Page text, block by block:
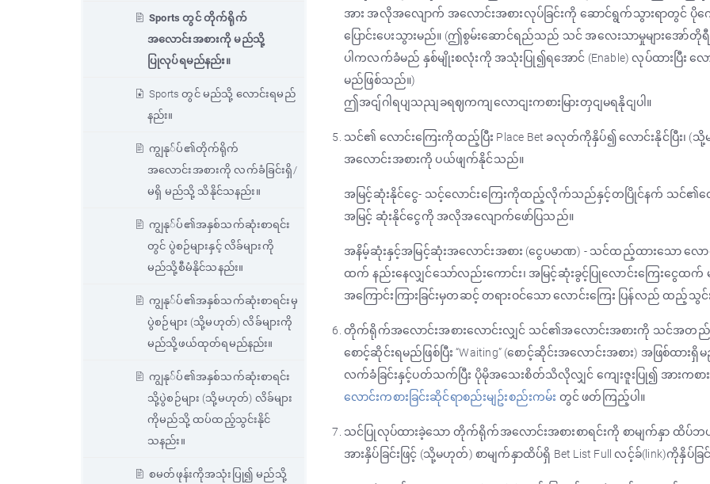
Sports တွင် တိုက်ရိုက်
အလောင်းအစားကို မည်သို့
ပြုလုပ်ရမည်နည်း။
Sports တွင် မည်သို့ လောင်းရမည်
နည်း။
ကျွနု်ပ်၏တိုက်ရိုက်
အလောင်းအစားကို လက်ခံခြင်းရှိ/
မရှိ မည်သို့ သိနိုင်သနည်း။
ကျွနု်ပ်၏အနှစ်သက်ဆုံးစာရင်း
တွင် ပွဲစဉ်များနှင့် လိခ်များကို
မည်သို့စီမံနိုင်သနည်း။
ကျွနု်ပ်၏အနှစ်သက်ဆုံးစာရင်းမှ
ပွဲစဉ်များ (သို့မဟုတ်) လိခ်များကို
မည်သို့ဖယ်ထုတ်ရမည်နည်း။
ကျွနု်ပ်၏အနှစ်သက်ဆုံးစာရင်း
သို့ပွဲစဉ်များ (သို့မဟုတ်) လိခ်များ
ကိုမည်သို့ ထပ်ထည့်သွင်းနိုင်
သနည်း။
စမတ်ဖုန်းကိုအသုံးပြု၍ မည်သို့
အား အလိုအလျောက် အလောင်းအစားလုပ်ခြင်းကို ဆောင်ရွက်သွားရာတွင် ပို
ပြောင်းပေးသွားမည်။ (ဤစွမ်းဆောင်ရည်သည် သင် အလေးသာမှုများအော်
ပါကလက်ခံမည် နှစ်မျိုးစလုံးကို အသုံးပြု၍ရအောင် (Enable) လုပ်ထားပြီး
မည်ဖြစ်သည်။)
ဤအငျ်ဂါရပျသညျခရဈကကျလောငျးကစားမြားတှငျမရနိုငျပါ။
သင်၏ လောင်းကြေးကိုထည့်ပြီး Place Bet ခလုတ်ကိုနှိပ်၍ လောင်းနိုင်ပြီ
အလောင်းအစားကို ပယ်ဖျက်နိုင်သည်။
အမြင့်ဆုံးနိုင်ငွေ- သင့်လောင်းကြေးကိုထည့်လိုက်သည်နှင့်တပြိုင်နက် သင်၏လ
အမြင့် ဆုံးနိုင်ငွေကို အလိုအလျောက်ဖော်ပြသည်။
အနိမ့်ဆုံးနှင့်အမြင့်ဆုံးအလောင်းအစား (ငွေပမာဏ) - သင်ထည့်ထားသော လေ
ထက် နည်းနေလျှင်သော်လည်းကောင်း၊ အမြင့်ဆုံးခွင့်ပြုလောင်းကြေးငွေထက်
အကြောင်းကြားခြင်းမှတဆင့် တရားဝင်သော လောင်းကြေး ပြန်လည် ထည့်
တိုက်ရိုက်အလောင်းအစားလောင်းလျှင် သင်၏အလောင်းအစားကို သင်အတည်ပြု
စောင့်ဆိုင်းရမည်ဖြစ်ပြီး “Waiting” (စောင့်ဆိုင်းအလောင်းအစား) အဖြစ်ထ
လက်ခံခြင်းနှင့်ပတ်သက်ပြီး ပိုမိုအသေးစိတ်သိလိုလျှင် ကျေးဇူးပြု၍ အားကစားဆို
လောင်းကစားခြင်းဆိုင်ရာစည်းမျဥ်းစည်းကမ်း တွင် ဖတ်ကြည့်ပါ။
သင်ပြုလုပ်ထားခဲ့သော တိုက်ရိုက်အလောင်းအစားစာရင်းကို စာမျက်နှာ ထိပ်
အားနှိပ်ခြင်းဖြင့် (သို့မဟုတ်) စာမျက်နှာထိပ်ရှိ Bet List Full လင့်ခ်(link)ကိုနှိပ်